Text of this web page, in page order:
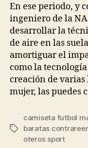
En ese periodo, y
ingeniero de la
desarrollar la
de aire en las
amortiguar el
como la
creación de varias
mujer, las puedes
Etiquetas
camiseta futbol
baratas
oteros sport